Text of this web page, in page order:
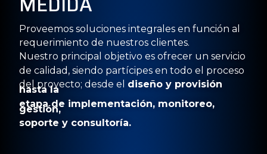
Proveemos soluciones integrales en función al
requerimiento de nuestros clientes.
Nuestro principal objetivo es ofrecer un servicio
de calidad, siendo partícipes en todo el proceso
del proyecto; desde el diseño y provisión
hasta la
etapa de implementación, monitoreo,
gestión,
soporte y consultoría.